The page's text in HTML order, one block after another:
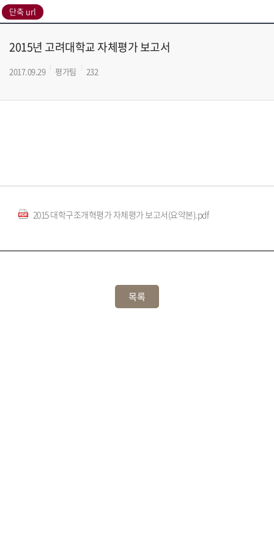
2015년 고려대학교 자체평가 보고서
2017.09.29 평가팀 232
2015 대학구조개혁평가 자체평가 보고서(요약본).pdf